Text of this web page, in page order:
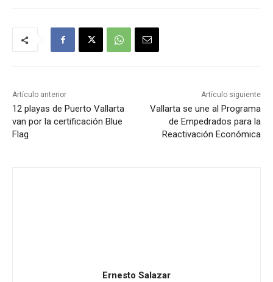
Artículo anterior
12 playas de Puerto Vallarta
van por la certificación Blue
Flag
Artículo siguiente
Vallarta se une al Programa
de Empedrados para la
Reactivación Económica
Ernesto Salazar